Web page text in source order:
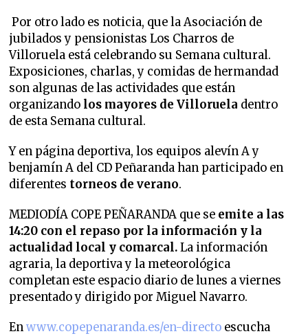
Por otro lado es noticia, que la Asociación de
jubilados y pensionistas Los Charros de
Villoruela está celebrando su Semana cultural.
Exposiciones, charlas, y comidas de hermandad
son algunas de las actividades que están
organizando los mayores de Villoruela dentro
de esta Semana cultural.
Y en página deportiva, los equipos alevín A y
benjamín A del CD Peñaranda han participado en
diferentes torneos de verano.
MEDIODÍA COPE PEÑARANDA que se emite a las
14:20 con el repaso por la información y la
actualidad local y comarcal.La información
agraria, la deportiva y la meteorológica
completan este espacio diario de lunes a viernes
presentado y dirigido por Miguel Navarro.
Enwww.copepenaranda.es/en-directo escucha